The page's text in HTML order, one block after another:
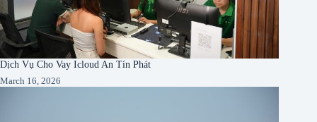
Dịch Vụ Cho Vay Icloud An Tín Phát
March 16, 2026